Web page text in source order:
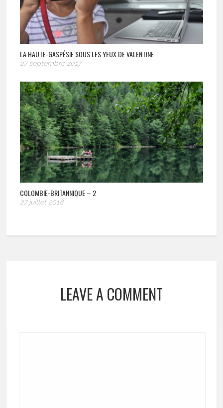
LA HAUTE-GASPÉSIE SOUS LES YEUX DE VALENTINE
27 septembre 2017
COLOMBIE-BRITANNIQUE – 2
27 juillet 2018
LEAVE A COMMENT